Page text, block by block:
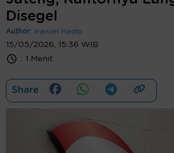
Disegel
Author: Irawan Hadip
15/05/2026, 15:36 WIB
: 1 Menit
Share